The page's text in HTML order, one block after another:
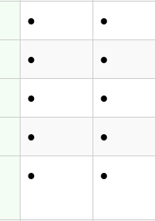
● ●
● ●
● ●
● ●
● ●